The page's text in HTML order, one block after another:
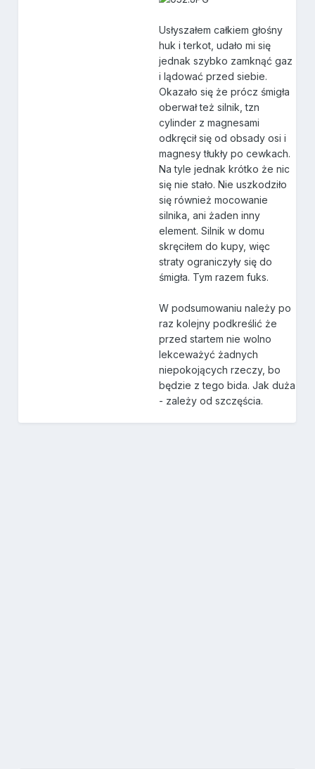
Usłyszałem całkiem głośny
huk i terkot, udało mi się
jednak szybko zamknąć gaz
i lądować przed siebie.
Okazało się że prócz śmigła
oberwał też silnik, tzn
cylinder z magnesami
odkręcił się od obsady osi i
magnesy tłukły po cewkach.
Na tyle jednak krótko że nic
się nie stało. Nie uszkodziło
się również mocowanie
silnika, ani żaden inny
element. Silnik w domu
skręciłem do kupy, więc
straty ograniczyły się do
śmigła. Tym razem fuks.
W podsumowaniu należy po
raz kolejny podkreślić że
przed startem nie wolno
lekceważyć żadnych
niepokojących rzeczy, bo
będzie z tego bida. Jak duża
- zależy od szczęścia.